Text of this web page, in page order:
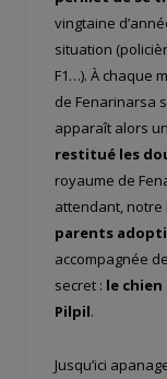
vingtaine
situation
F1…). À chaque
de Fenarinarsa
apparaît alors
restitué les
royaume de
attendant, notre
parents
accompagnée
secret : le chien
Pilpil.
Jusqu’ici